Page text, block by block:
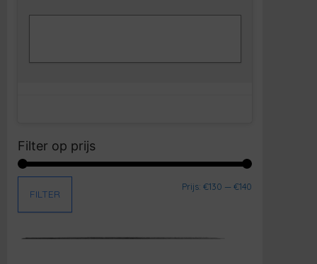
Filter op prijs
FILTER
Prijs: €130 — €140